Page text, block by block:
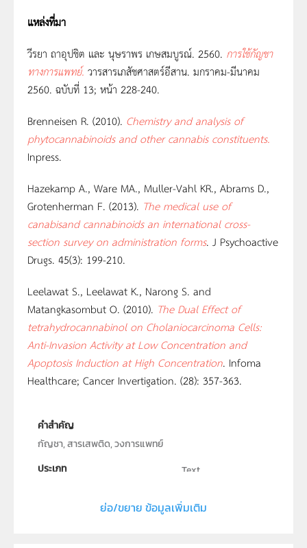
แหล่งที่มา
วีรยา ถาอุปชิต และ นุษราพร เกษสมบูรณ์. 2560. การใช้กัญชา
ทางการแพทย์. วารสารเภสัชศาสตร์อีสาน. มกราคม-มีนาคม
2560. ฉบับที่ 13; หน้า 228-240.
Brenneisen R. (2010). Chemistry and analysis of
phytocannabinoids and other cannabis constituents.
Inpress.
Hazekamp A., Ware MA., Muller-Vahl KR., Abrams D.,
Grotenherman F. (2013). The medical use of
canabisand cannabinoids an international cross-
section survey on administration forms. J Psychoactive
Drugs. 45(3): 199-210.
Leelawat S., Leelawat K., Narong S. and
Matangkasombut O. (2010). The Dual Effect of
tetrahydrocannabinol on Cholaniocarcinoma Cells:
Anti-Invasion Activity at Low Concentration and
Apoptosis Induction at High Concentration. Infoma
Healthcare; Cancer Invertigation. (28): 357-363.
คำสำคัญ
กัญชา, สารเสพติด, วงการแพทย์
ประเภท
Text
สถาบันส่งเสริมการสอนวิทยาศาสตร์และเทคโนโลยี (สสวท.)
ย่อ/ขยาย ข้อมูลเพิ่มเติม